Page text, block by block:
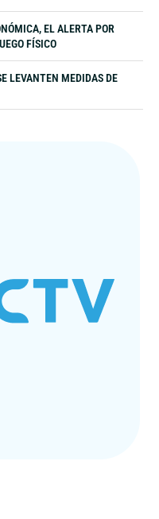
EL ALERTA POR
LEVANTEN MEDIDAS DE